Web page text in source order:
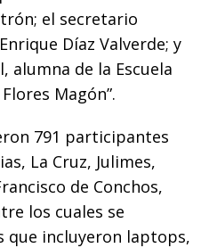
el secretario
Díaz Valverde; y
alumna de la Escuela
Magón”.
791 participantes
La Cruz, Julimes,
de Conchos,
los cuales se
que incluyeron laptops,